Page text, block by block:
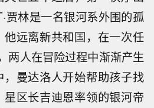
贾林是一名银河系外围的孤
远离新共和国，在一次任
两人在冒险过程中渐渐产生
曼达洛人开始帮助孩子找
区长吉迪恩率领的银河帝